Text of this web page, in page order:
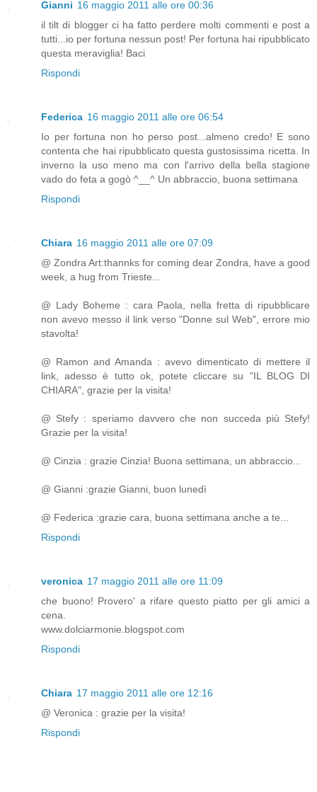
Gianni 16 maggio 2011 alle ore 00:36
il tilt di blogger ci ha fatto perdere molti commenti e post a
tutti...io per fortuna nessun post! Per fortuna hai ripubblicato
questa meraviglia! Baci
Rispondi
Federica 16 maggio 2011 alle ore 06:54
Io per fortuna non ho perso post...almeno credo! E sono
contenta che hai ripubblicato questa gustosissima ricetta. In
inverno la uso meno ma con l'arrivo della bella stagione
vado do feta a gogò ^__^ Un abbraccio, buona settimana
Rispondi
Chiara 16 maggio 2011 alle ore 07:09
@ Zondra Art:thannks for coming dear Zondra, have a good
week, a hug from Trieste...
@ Lady Boheme : cara Paola, nella fretta di ripubblicare
non avevo messo il link verso "Donne sul Web", errore mio
stavolta!
@ Ramon and Amanda : avevo dimenticato di mettere il
link, adesso è tutto ok, potete cliccare su "IL BLOG DI
CHIARA", grazie per la visita!
@ Stefy : speriamo davvero che non succeda più Stefy!
Grazie per la visita!
@ Cinzia : grazie Cinzia! Buona settimana, un abbraccio...
@ Gianni :grazie Gianni, buon lunedì
@ Federica :grazie cara, buona settimana anche a te...
Rispondi
veronica 17 maggio 2011 alle ore 11:09
che buono! Provero' a rifare questo piatto per gli amici a
cena.
www.dolciarmonie.blogspot.com
Rispondi
Chiara 17 maggio 2011 alle ore 12:16
@ Veronica : grazie per la visita!
Rispondi